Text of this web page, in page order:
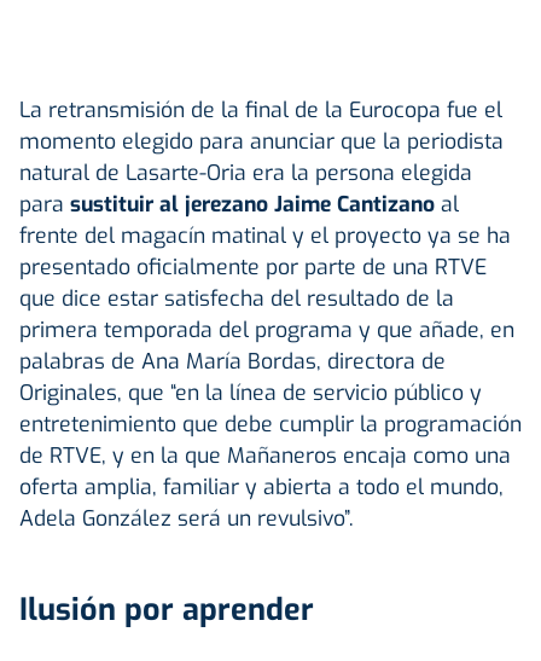
La retransmisión de la final de la Eurocopa fue el
momento elegido para anunciar que la periodista
natural de Lasarte-Oria era la persona elegida
para sustituir al jerezano Jaime Cantizano al
frente del magacín matinal y el proyecto ya se ha
presentado oficialmente por parte de una RTVE
que dice estar satisfecha del resultado de la
primera temporada del programa y que añade, en
palabras de Ana María Bordas, directora de
Originales, que “en la línea de servicio público y
entretenimiento que debe cumplir la programación
de RTVE, y en la que Mañaneros encaja como una
oferta amplia, familiar y abierta a todo el mundo,
Adela González será un revulsivo”.
Ilusión por aprender